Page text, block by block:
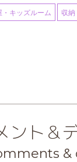
・キッズルーム 収
ント＆
&